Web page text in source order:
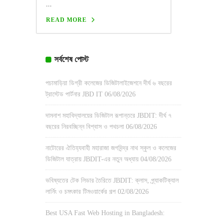
...
READ MORE
সর্বশেষ পোস্ট
পচামাড়িয়া ডিগ্রী কলেজের ডিজিটালাইজেশনে দীর্ঘ ৬ বছরের
ট্রাস্টেড পার্টনার JBD IT 06/08/2026
দামনাশ মহাবিদ্যালয়ের ডিজিটাল রূপান্তরে JBDIT: দীর্ঘ ৭
বছরের নিরবচ্ছিন্ন বিশ্বাস ও পথচলা 06/08/2026
নাটোরের ঐতিহ্যবাহী মহারাজা জগদিন্দ্র নাথ স্কুল ও কলেজের
ডিজিটাল যাত্রায় JBDIT-এর নতুন অধ্যায় 04/08/2026
ভবিষ্যতের টেক লিডার তৈরিতে JBDIT: ক্লাস, প্র্যাকটিক্যাল
লার্নিং ও চমৎকার টিমওয়ার্কের গল্প 02/08/2026
Best USA Fast Web Hosting in Bangladesh: